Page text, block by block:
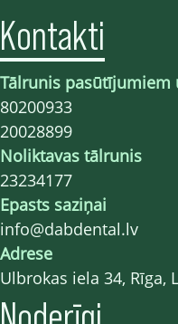
Kontakti
Tālrunis pasūtījumiem
80200933
20028899
Noliktavas tālrunis
23234177
Epasts saziņai
info@dabdental.lv
Adrese
Ulbrokas iela 34, Rīga,